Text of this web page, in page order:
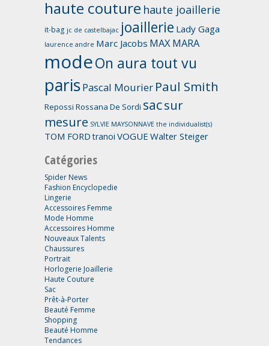
haute couture haute joaillerie
it-bag jc de castelbajac joaillerie Lady Gaga
laurence andre Marc Jacobs MAX MARA
modeOn aura tout vu
parisPascal Mourier Paul Smith
Repossi Rossana De Sordi sacsur
mesure SYLVIE MAYSONNAVE the individualist(s)
TOM FORD tranoi VOGUE Walter Steiger
Catégories
Spider News
Fashion Encyclopedie
Lingerie
Accessoires Femme
Mode Homme
Accessoires Homme
Nouveaux Talents
Chaussures
Portrait
Horlogerie Joaillerie
Haute Couture
Sac
Prêt-à-Porter
Beauté Femme
Shopping
Beauté Homme
Tendances